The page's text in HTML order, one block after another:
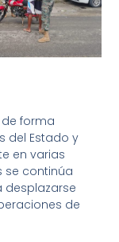
forma
del Estado y
en varias
se continúa
desplazarse
de